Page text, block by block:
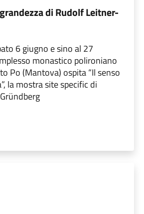
di Rudolf Leitner-
6 giugno e sino al 27
monastico polironiano
Po (Mantova) ospita “Il senso
la mostra site specific di